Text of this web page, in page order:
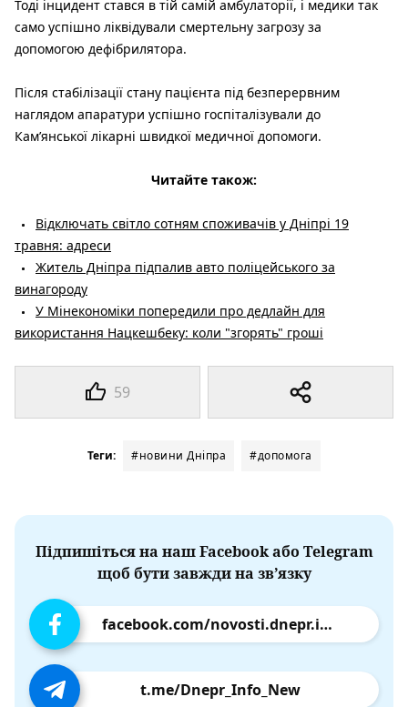
59
Тоді інцидент стався в тій самій амбулаторії, і медики так
само успішно ліквідували смертельну загрозу за
допомогою дефібрилятора.
Після стабілізації стану пацієнта під безперервним
наглядом апаратури успішно госпіталізували до
Кам’янської лікарні швидкої медичної допомоги.
Читайте також:
Відключать світло сотням споживачів у Дніпрі 19
травня: адреси
Житель Дніпра підпалив авто поліцейського за
винагороду
У Мінекономіки попередили про дедлайн для
використання Нацкешбеку: коли "згорять" гроші
Теги: #новини Дніпра #допомога
Підпишіться на наш Facebook або Telegram
щоб бути завжди на зв’язку
facebook.com/novosti.dnepr.info
t.me/Dnepr_Info_New